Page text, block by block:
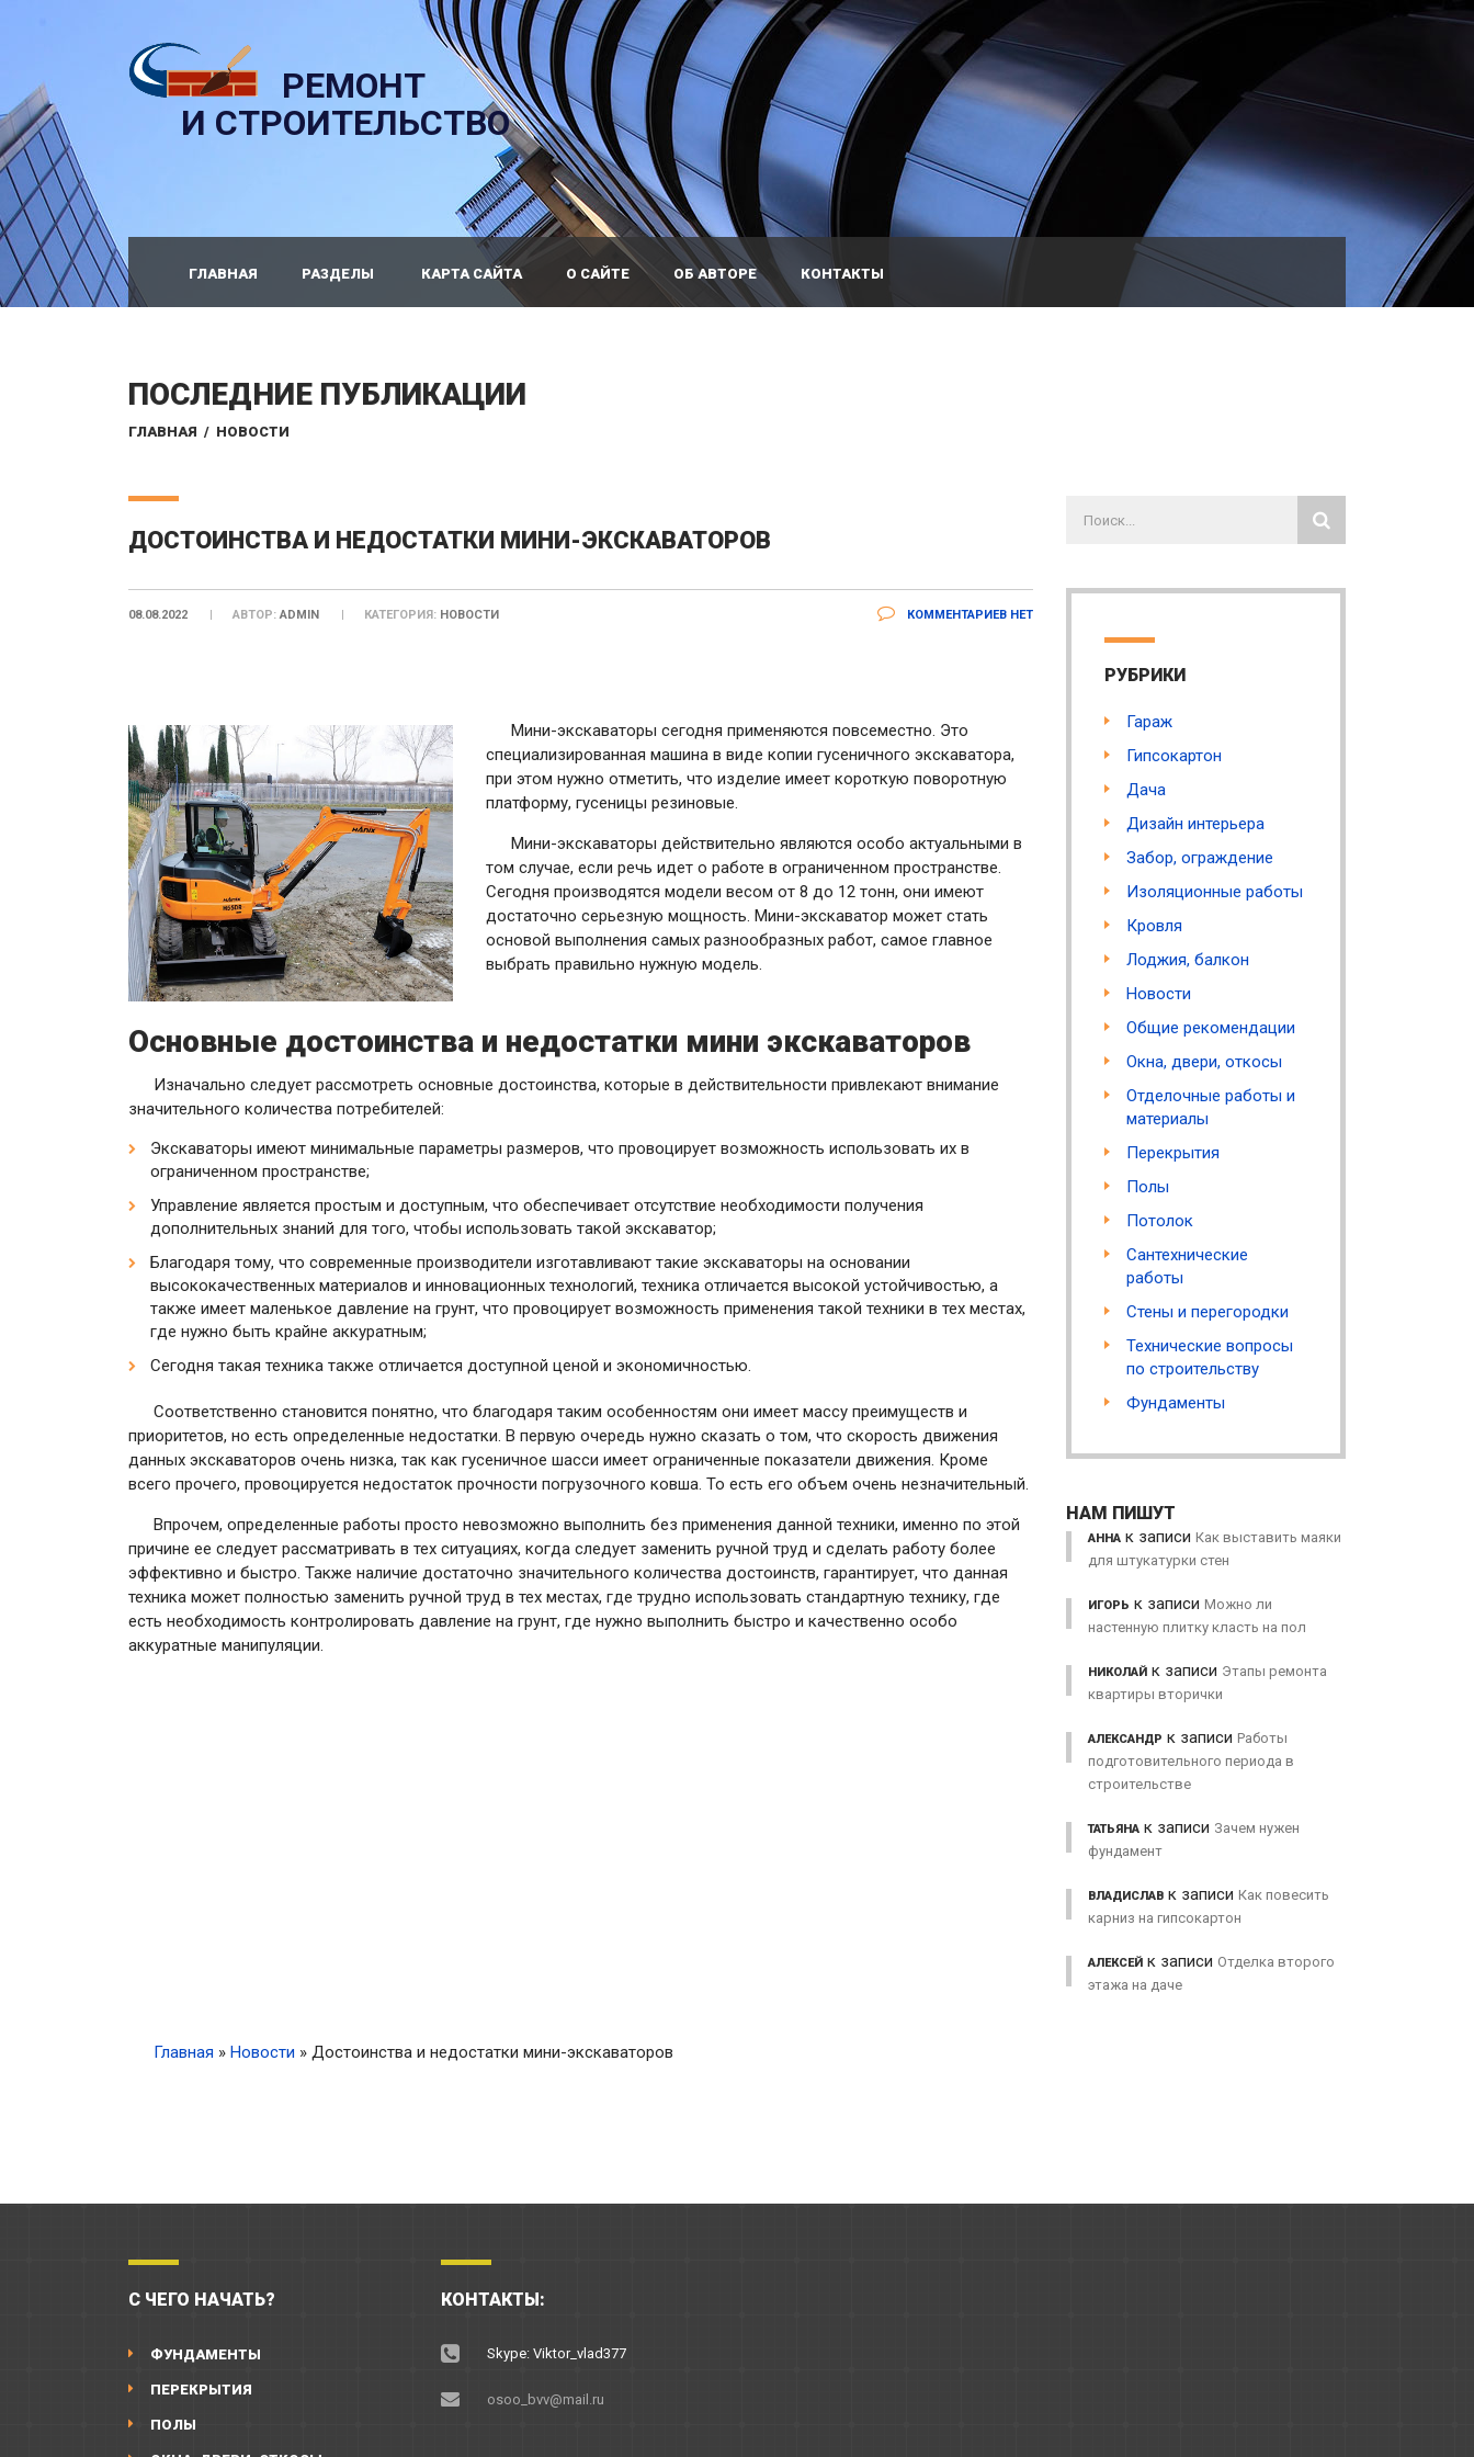
РЕМОНТ
И СТРОИТЕЛЬСТВО
ГЛАВНАЯ РАЗДЕЛЫ КАРТА САЙТА О САЙТЕ ОБ АВТОРЕ КОНТАКТЫ
ПОСЛЕДНИЕ ПУБЛИКАЦИИ
ГЛАВНАЯ / НОВОСТИ
ДОСТОИНСТВА И НЕДОСТАТКИ МИНИ-ЭКСКАВАТОРОВ
08.08.2022 АВТОР:ADMIN КАТЕГОРИЯ: НОВОСТИ КОММЕНТАРИЕВ НЕТ
Мини-экскаваторы сегодня применяются повсеместно. Это
специализированная машина в виде копии гусеничного экскаватора,
при этом нужно отметить, что изделие имеет короткую поворотную
платформу, гусеницы резиновые.
Мини-экскаваторы действительно являются особо актуальными в
том случае, если речь идет о работе в ограниченном пространстве.
Сегодня производятся модели весом от 8 до 12 тонн, они имеют
достаточно серьезную мощность. Мини-экскаватор может стать
основой выполнения самых разнообразных работ, самое главное
выбрать правильно нужную модель.
Основные достоинства и недостатки мини экскаваторов
Изначально следует рассмотреть основные достоинства, которые в действительности привлекают внимание
значительного количества потребителей:
Экскаваторы имеют минимальные параметры размеров, что провоцирует возможность использовать их в
ограниченном пространстве;
Управление является простым и доступным, что обеспечивает отсутствие необходимости получения
дополнительных знаний для того, чтобы использовать такой экскаватор;
Благодаря тому, что современные производители изготавливают такие экскаваторы на основании
высококачественных материалов и инновационных технологий, техника отличается высокой устойчивостью, а
также имеет маленькое давление на грунт, что провоцирует возможность применения такой техники в тех местах,
где нужно быть крайне аккуратным;
Сегодня такая техника также отличается доступной ценой и экономичностью.
Соответственно становится понятно, что благодаря таким особенностям они имеет массу преимуществ и
приоритетов, но есть определенные недостатки. В первую очередь нужно сказать о том, что скорость движения
данных экскаваторов очень низка, так как гусеничное шасси имеет ограниченные показатели движения. Кроме
всего прочего, провоцируется недостаток прочности погрузочного ковша. То есть его объем очень незначительный.
Впрочем, определенные работы просто невозможно выполнить без применения данной техники, именно по этой
причине ее следует рассматривать в тех ситуациях, когда следует заменить ручной труд и сделать работу более
эффективно и быстро. Также наличие достаточно значительного количества достоинств, гарантирует, что данная
техника может полностью заменить ручной труд в тех местах, где трудно использовать стандартную технику, где
есть необходимость контролировать давление на грунт, где нужно выполнить быстро и качественно особо
аккуратные манипуляции.
РУБРИКИ
Гараж
Гипсокартон
Дача
Дизайн интерьера
Забор, ограждение
Изоляционные работы
Кровля
Лоджия, балкон
Новости
Общие рекомендации
Окна, двери, откосы
Отделочные работы и
материалы
Перекрытия
Полы
Потолок
Сантехнические
работы
Стены и перегородки
Технические вопросы
по строительству
Фундаменты
НАМ ПИШУТ
АННА к записи Как выставить маяки
для штукатурки стен
ИГОРЬ к записи Можно ли
настенную плитку класть на пол
НИКОЛАЙ к записи Этапы ремонта
квартиры вторички
АЛЕКСАНДР к записи Работы
подготовительного периода в
строительстве
ТАТЬЯНА к записи Зачем нужен
фундамент
ВЛАДИСЛАВ к записи Как повесить
карниз на гипсокартон
АЛЕКСЕЙ к записи Отделка второго
этажа на даче
Главная » Новости » Достоинства и недостатки мини-экскаваторов
С ЧЕГО НАЧАТЬ?
ФУНДАМЕНТЫ
ПЕРЕКРЫТИЯ
ПОЛЫ
КОНТАКТЫ:
Skype: Viktor_vlad377
osoo_bvv@mail.ru